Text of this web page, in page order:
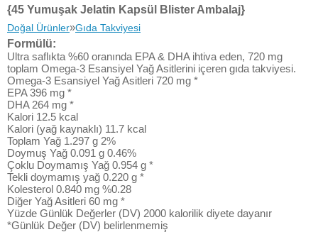
{45 Yumuşak Jelatin Kapsül Blister Ambalaj}
Doğal Ürünler»Gıda Takviyesi
Formülü:
Ultra saflıkta %60 oranında EPA & DHA ihtiva eden, 720 mg
toplam Omega-3 Esansiyel Yağ Asitlerini içeren gıda takviyesi.
Omega-3 Esansiyel Yağ Asitleri 720 mg *
EPA 396 mg *
DHA 264 mg *
Kalori 12.5 kcal
Kalori (yağ kaynaklı) 11.7 kcal
Toplam Yağ 1.297 g 2%
Doymuş Yağ 0.091 g 0.46%
Çoklu Doymamış Yağ 0.954 g *
Tekli doymamış yağ 0.220 g *
Kolesterol 0.840 mg %0.28
Diğer Yağ Asitleri 60 mg *
Yüzde Günlük Değerler (DV) 2000 kalorilik diyete dayanır
*Günlük Değer (DV) belirlenmemiş